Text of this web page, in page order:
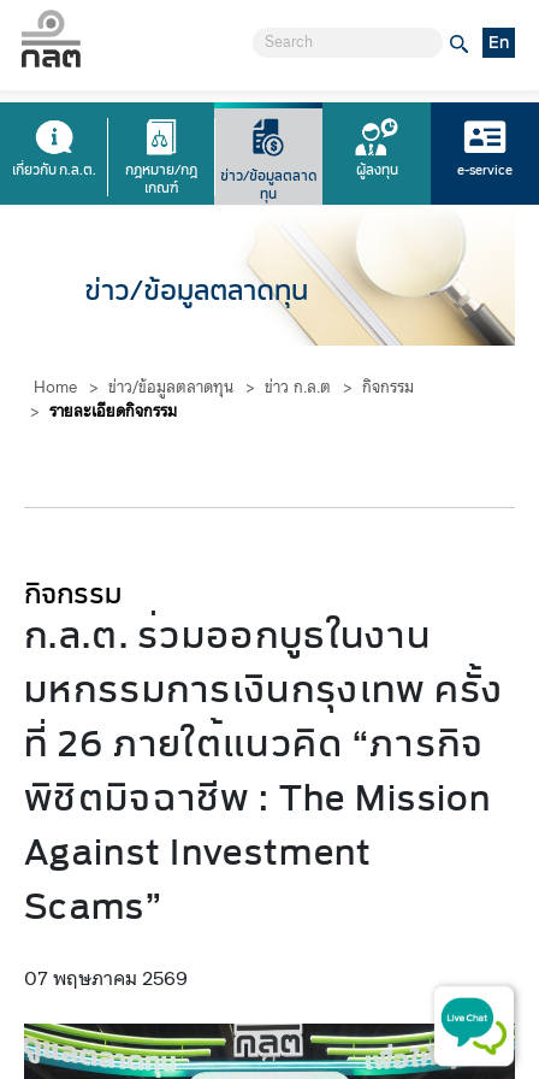
En
เกี่ยวกับ ก.ล.ต.
กฎหมาย/กฎ
เกณฑ์
ข่าว/ข้อมูลตลาด
ทุน
ผู้ลงทุน e-service
ข่าว/ข้อมูลตลาดทุน
Home > ข่าว/ข้อมูลตลาดทุน > ข่าว ก.ล.ต > กิจกรรม
> รายละเอียดกิจกรรม
กิจกรรม
ก.ล.ต. ร่วมออกบูธในงาน
มหกรรมการเงินกรุงเทพ ครั้ง
ที่ 26 ภายใต้แนวคิด “ภารกิจ
พิชิตมิจฉาชีพ : The Mission
Against Investment
Scams”
07 พฤษภาคม 2569